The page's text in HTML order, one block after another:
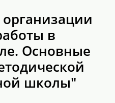
в
Основные
школы"